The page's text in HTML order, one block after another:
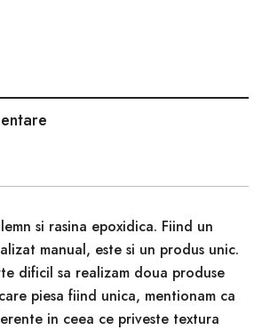
si rasina epoxidica. Fiind un
manual, este si un produs unic.
dificil sa realizam doua produse
piesa fiind unica, mentionam ca
in ceea ce priveste textura